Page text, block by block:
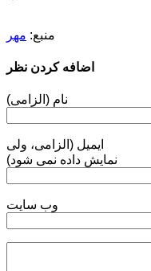
منبع: مهر
اضافه کردن نظر
نام (الزامی)
ایمیل (الزامی، ولی
نمایش داده نمی شود)
وب سایت